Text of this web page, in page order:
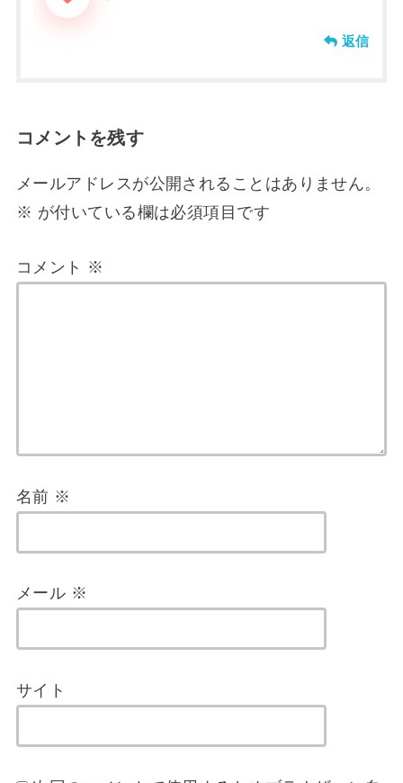
返信
コメントを残す
メールアドレスが公開されることはありません。
※ が付いている欄は必須項目です
コメント ※
名前 ※
メール ※
サイト